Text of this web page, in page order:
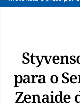
para o
Zenaide